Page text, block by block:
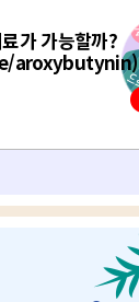
가 가능할까?
aroxybutynin)